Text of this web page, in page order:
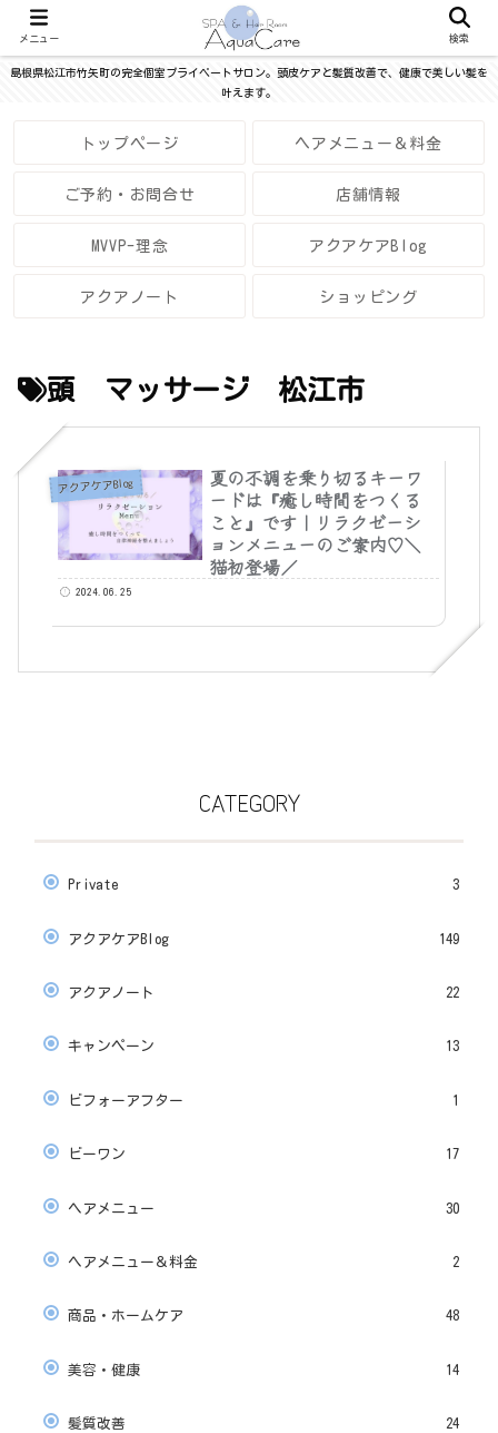
島根県松江市竹矢町の完全個室プライベートサロン。頭皮ケアと髪質改善で、健康で美しい髪を
叶えます。
トップページ ヘアメニュー＆料金
ご予約・お問合せ 店舗情報
MVVP-理念 アクアケアBlog
アクアノート ショッピング
頭 マッサージ 松江市
アクアケアBlog
夏の不調を乗り切るキーワ
ードは『癒し時間をつくる
こと』です｜リラクゼーシ
ョンメニューのご案内♡＼
猫初登場／
2024.06.25
CATEGORY
Private 3
アクアケアBlog 149
アクアノート 22
キャンペーン 13
ビフォーアフター 1
ビーワン 17
ヘアメニュー 30
ヘアメニュー＆料金 2
商品・ホームケア 48
美容・健康 14
髪質改善 24
メニュー 検索